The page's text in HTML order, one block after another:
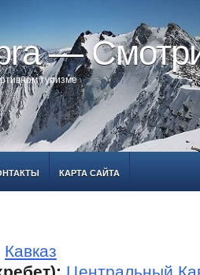
—
туризме
КАРТА САЙТА
Кавказ